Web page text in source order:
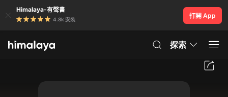
Himalaya-有聲書
4.8k 安裝
打開 App
探索